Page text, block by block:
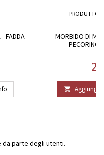
FADDA
MORBIDO DI
PECORINO
 Aggiungi
da parte degli utenti.